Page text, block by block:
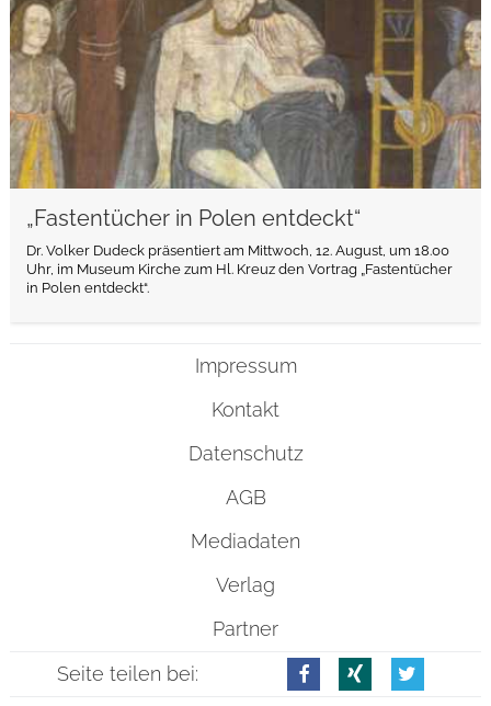
„Fastentücher in Polen entdeckt“
Dr. Volker Dudeck präsentiert am Mittwoch, 12. August, um 18.00
Uhr, im Museum Kirche zum Hl. Kreuz den Vortrag „Fastentücher
in Polen entdeckt“.
Impressum
Kontakt
Datenschutz
AGB
Mediadaten
Verlag
Partner
Seite teilen bei: